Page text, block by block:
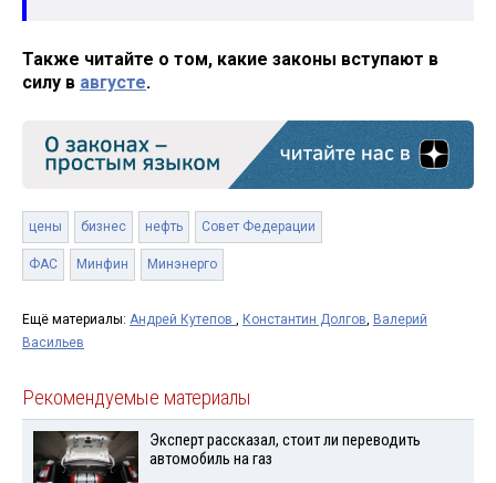
Также читайте о том, какие законы вступают в
силу в августе.
цены бизнес нефть Совет Федерации
ФАС Минфин Минэнерго
Ещё материалы: Андрей Кутепов , Константин Долгов, Валерий
Васильев
Рекомендуемые материалы
Эксперт рассказал, стоит ли переводить
автомобиль на газ